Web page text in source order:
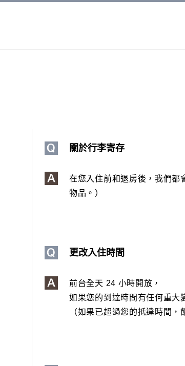
關於行李寄存
在您入住前和退房後，我們都
物品。）
更改入住時間
前台全天 24 小時開放，
如果您的到達時間有任何重大
（如果已超過您的抵達時間